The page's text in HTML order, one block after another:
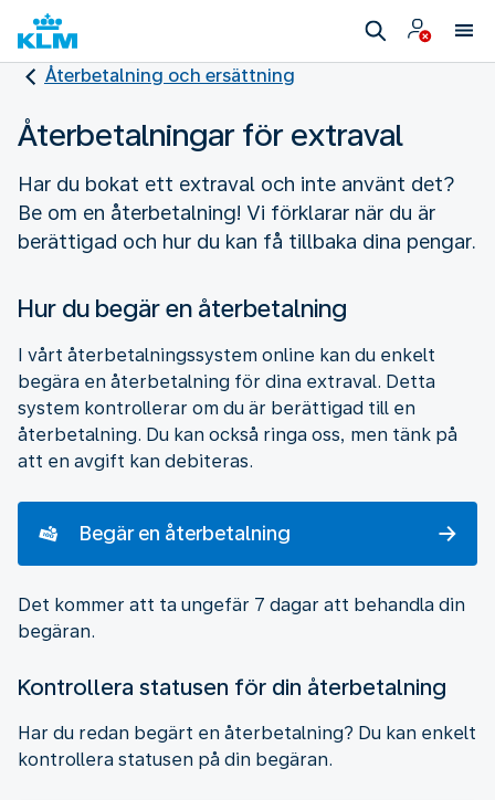
Återbetalning och ersättning
Återbetalningar för extraval
Har du bokat ett extraval och inte använt det?
Be om en återbetalning! Vi förklarar när du är
berättigad och hur du kan få tillbaka dina pengar.
Hur du begär en återbetalning
I vårt återbetalningssystem online kan du enkelt
begära en återbetalning för dina extraval. Detta
system kontrollerar om du är berättigad till en
återbetalning. Du kan också ringa oss, men tänk på
att en avgift kan debiteras.
Begär en återbetalning
Det kommer att ta ungefär 7 dagar att behandla din
begäran.
Kontrollera statusen för din återbetalning
Har du redan begärt en återbetalning? Du kan enkelt
kontrollera statusen på din begäran.